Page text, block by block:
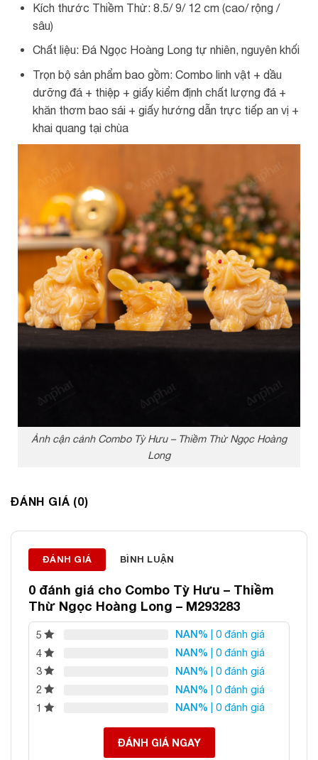
Kích thước Thiềm Thừ: 8.5/ 9/ 12 cm (cao/ rộng /
sâu)
Chất liệu: Đá Ngọc Hoàng Long tự nhiên, nguyên khối
Trọn bộ sản phẩm bao gồm: Combo linh vật + dầu
dưỡng đá + thiệp + giấy kiểm định chất lượng đá +
khăn thơm bao sái + giấy hướng dẫn trực tiếp an vị +
khai quang tại chùa
Ảnh cận cảnh Combo Tỳ Hưu – Thiềm Thừ Ngọc Hoàng
Long
Thông tin liên hệ:
PHONG THỦY
Địa chỉ: 60/69 Bùi Huy Bích, Hoàng Mai, Hà Nội
Điện thoại: 0982 627 166
Email:daphongthuyanphat@gmail.com
ĐÁNH GIÁ (0)
ĐÁNH GIÁ BÌNH LUẬN
0 đánh giá cho Combo Tỳ Hưu – Thiềm
Thừ Ngọc Hoàng Long – M293283
5 NAN% | 0 đánh giá
4
NAN% | 0 đánh giá
3
NAN% | 0 đánh giá
2
NAN% | 0 đánh giá
1
NAN% | 0 đánh giá
ĐÁNH GIÁ NGAY